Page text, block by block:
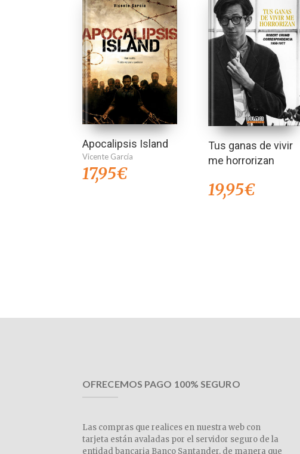
Apocalipsis Island
Vicente García
17,95€
Tus ganas de vivir
me horrorizan
19,95€
OFRECEMOS PAGO 100% SEGURO
Las compras que realices en nuestra web con
tarjeta están avaladas por el servidor seguro de la
entidad bancaria Banco Santander, de manera que